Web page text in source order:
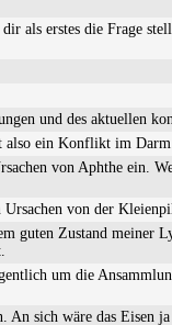
als erstes die Frage
und des aktuellen
also ein Konflikt im Darm.
von Aphthe ein.
Ursachen von der
guten Zustand meiner
um die
sich wäre das Eisen